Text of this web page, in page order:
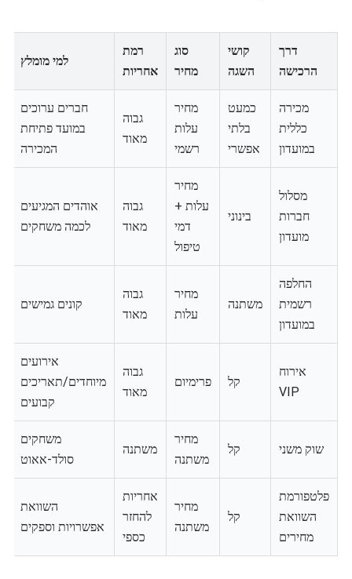
דרך
הרכישה
קושי
השגה
סוג
מחיר
רמת
אחריות
למי מומלץ
מכירה
כללית
במועדון
כמעט
בלתי
אפשרי
מחיר
עלות
רשמי
גבוה
מאוד
חברים ערוכים
במועד פתיחת
המכירה
מסלול
חברות
מועדון
בינוני
מחיר
עלות +
דמי
טיפול
גבוה
מאוד
אוהדים המגיעים
לכמה משחקים
החלפה
רשמית
במועדון
משתנה
מחיר
עלות
גבוה
מאוד
קונים גמישים
אירוח
VIP
קל פרימיום
גבוה
מאוד
אירועים
מיוחדים/תאריכים
קבועים
שוק משני קל
מחיר
משתנה
משתנה
משחקים
סולד-אאוט
פלטפורמת
השוואת
מחירים
קל
מחיר
משתנה
אחריות
להחזר
כספי
השוואת
אפשרויות וספקים